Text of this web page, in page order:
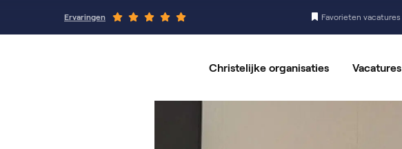
Ervaringen Favorieten vacatures
Christelijke organisaties Vacatures